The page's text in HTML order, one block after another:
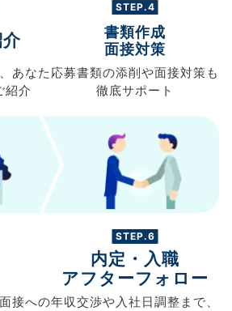
あなた
紹介
STEP.4
書類作成
面接対策
応募書類の添削や面接対策も
徹底サポート
面接への
STEP.6
内定・入職
アフターフォロー
年収交渉や 入社日調整まで、